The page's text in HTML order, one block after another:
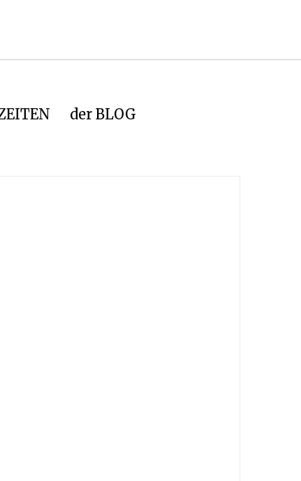
der BLOG